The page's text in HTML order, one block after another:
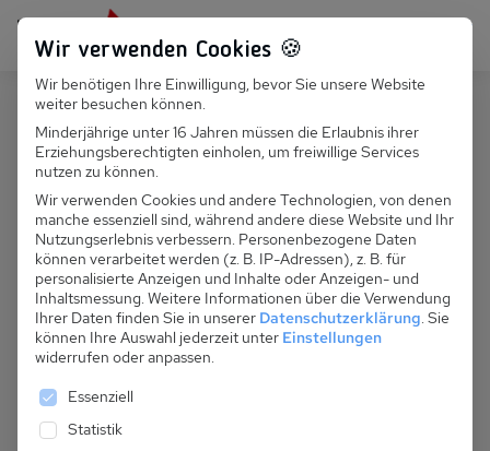
Persönlich für dich da: +49 251 899 050
Suchfeld
Suchen
CH 326.001A S - Chalet
Ochsenhorn
Wir verwenden Cookies 🍪
Wir benötigen Ihre Einwilligung, bevor Sie unsere Website
weiter besuchen können.
Minderjährige unter 16 Jahren müssen die Erlaubnis ihrer
Erziehungsberechtigten einholen, um freiwillige Services
nutzen zu können.
Wir verwenden Cookies und andere Technologien, von denen
manche essenziell sind, während andere diese Website und Ihr
Nutzungserlebnis verbessern. Personenbezogene Daten
können verarbeitet werden (z. B. IP-Adressen), z. B. für
personalisierte Anzeigen und Inhalte oder Anzeigen- und
Inhaltsmessung. Weitere Informationen über die Verwendung
Ihrer Daten finden Sie in unserer Datenschutzerklärung. Sie
können Ihre Auswahl jederzeit unter Einstellungen
widerrufen oder anpassen.
Es folgt eine Liste der Service-Gruppen, für die
Essenziell
Statistik